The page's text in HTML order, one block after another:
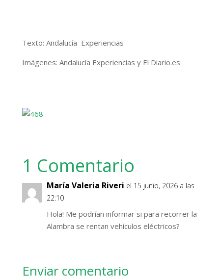
Texto: Andalucía Experiencias
Imágenes: Andalucía Experiencias y El Diario.es
1 Comentario
María Valeria Riveri el 15 junio, 2026 a las
22:10
Hola! Me podrían informar si para recorrer la
Alambra se rentan vehículos eléctricos?
Enviar comentario